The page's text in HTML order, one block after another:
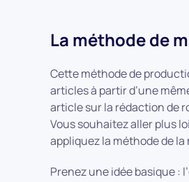
La méthode de
Cette méthode de
articles à partir d’une
article sur la rédaction de
Vous souhaitez aller plus
appliquez la méthode de
Prenez une idée basique :